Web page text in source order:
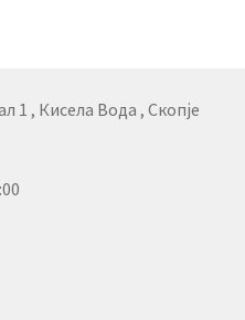
1 , Кисела Вода , Скопје